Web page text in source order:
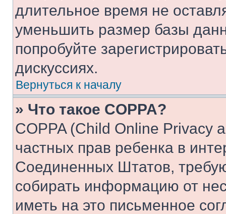
длительное время не
уменьшить размер базы
попробуйте
дискуссиях.
Вернуться к началу
» Что такое COPPA?
COPPA (Child Online Privacy
частных прав ребенка в
Соединенных Штатов,
собирать информацию от
иметь на это письменное